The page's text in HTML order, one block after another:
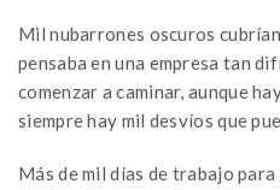
Mil nubarrones oscuros
pensaba en una empresa tan
comenzar a caminar, aunque
siempre hay mil desvíos que
Más de mil días de trabajo